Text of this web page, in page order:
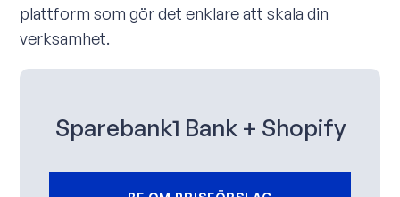
plattform som gör det enklare att skala din
verksamhet.
Sparebank1 Bank + Shopify